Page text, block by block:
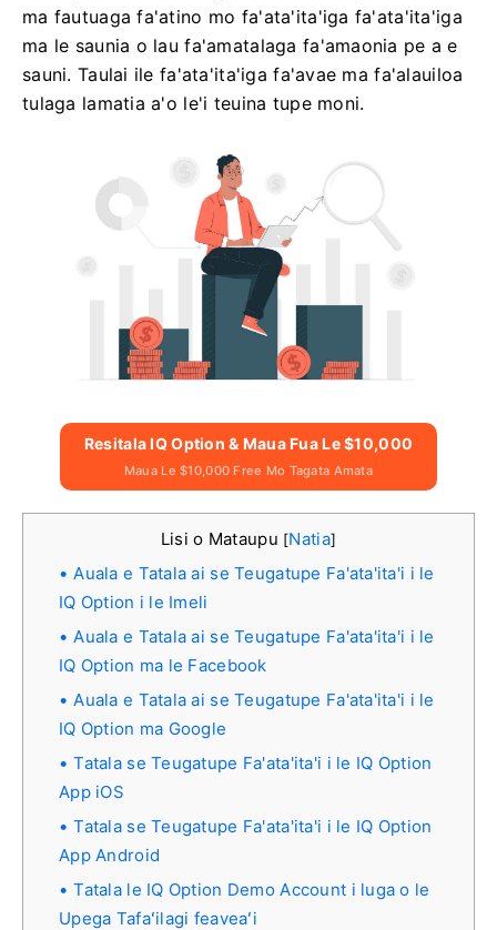
ma fautuaga fa'atino mo fa'ata'ita'iga fa'ata'ita'iga
ma le saunia o lau fa'amatalaga fa'amaonia pe a e
sauni. Taulai ile fa'ata'ita'iga fa'avae ma fa'alauiloa
tulaga lamatia a'o le'i teuina tupe moni.
Resitala IQ Option & Maua Fua Le $10,000
Maua Le $10,000 Free Mo Tagata Amata
Lisi o Mataupu [Natia]
Auala e Tatala ai se Teugatupe Fa'ata'ita'i i le
IQ Option i le Imeli
Auala e Tatala ai se Teugatupe Fa'ata'ita'i i le
IQ Option ma le Facebook
Auala e Tatala ai se Teugatupe Fa'ata'ita'i i le
IQ Option ma Google
Tatala se Teugatupe Fa'ata'ita'i i le IQ Option
App iOS
Tatala se Teugatupe Fa'ata'ita'i i le IQ Option
App Android
Tatala le IQ Option Demo Account i luga o le
Upega Tafaʻilagi feaveaʻi